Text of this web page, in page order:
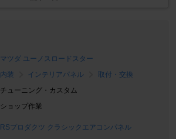
マツダ ユーノスロードスター
内装 インテリアパネル
取付・交換
チューニング・カスタム
ショップ作業
RSプロダクツ クラシックエアコンパネル